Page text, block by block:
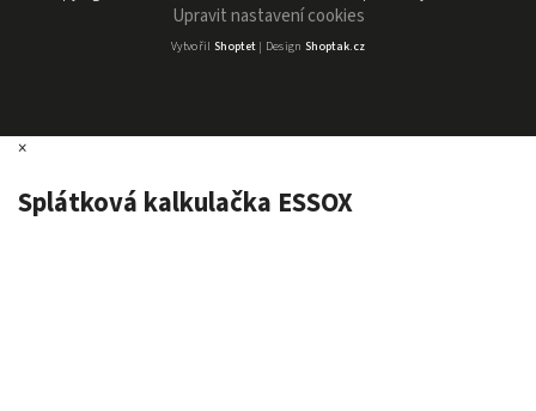
Upravit nastavení cookies
Vytvořil Shoptet| Design Shoptak.cz
×
Splátková kalkulačka ESSOX